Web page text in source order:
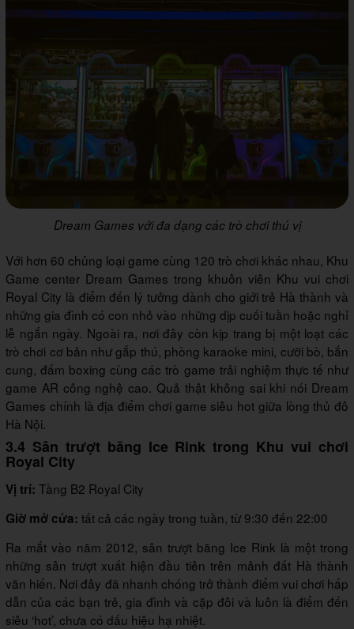
Dream Games với đa dạng các trò chơi thú vị
Với hơn 60 chủng loại game cùng 120 trò chơi khác nhau, Khu
Game center Dream Games trong khuôn viên Khu vui chơi
Royal City là điểm đến lý tưởng dành cho giới trẻ Hà thành và
những gia đình có con nhỏ vào những dịp cuối tuần hoặc nghỉ
lễ ngắn ngày. Ngoài ra, nơi đây còn kịp trang bị một loạt các
trò chơi cơ bản như gắp thú, phòng karaoke mini, cưỡi bò, bắn
cung, đấm boxing cùng các trò game trải nghiệm thực tế như
game AR công nghệ cao. Quả thật không sai khi nói Dream
Games chính là địa điểm chơi game siêu hot giữa lòng thủ đô
Hà Nội.
3.4 Sân trượt băng Ice Rink trong Khu vui chơi
Royal City
Vị trí: Tầng B2 Royal City
Giờ mở cửa: tất cả các ngày trong tuần, từ 9:30 đến 22:00
Ra mắt vào năm 2012, sân trượt băng Ice Rink là một trong
những sân trượt xuất hiện đầu tiên trên mảnh đất Hà thành
văn hiến. Nơi đây đã nhanh chóng trở thành điểm vui chơi hấp
dẫn của các bạn trẻ, gia đình và cặp đôi và luôn là điểm đến
siêu ‘hot’, chưa có dấu hiệu hạ nhiệt.